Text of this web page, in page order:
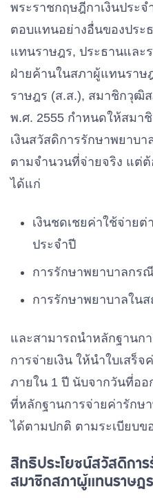
พระราชกฤษฎีกาเงินประ
ตอบแทนอย่างอื่นของประ
แทนราษฎร, ประธานและ
ฝ่ายค้านในสภาผู้แทนรา
ราษฎร (ส.ส.), สมาชิกวุฒิ
พ.ศ. 2555 กำหนดให้สมา
เงินสวัสดิการรักษาพยาบ
ตามจำนวนที่จ่ายจริง แต่
ได้แก่
เงินชดเชยค่าใช้จ่าย
ประจำปี
การรักษาพยาบาลกร
การรักษาพยาบาลใน
และสามารถนำหลักฐานก
การจ่ายเงิน ให้นำใบเสร็
ภายใน 1 ปี นับจากวันที่ออ
ที่หลักฐานการจ่ายค่ารักษ
ได้ตามปกติ ตามระเบียบข
สิทธิประโยชน์สวัสดิกา
สมาชิกสภาผู้แทนราษฎร